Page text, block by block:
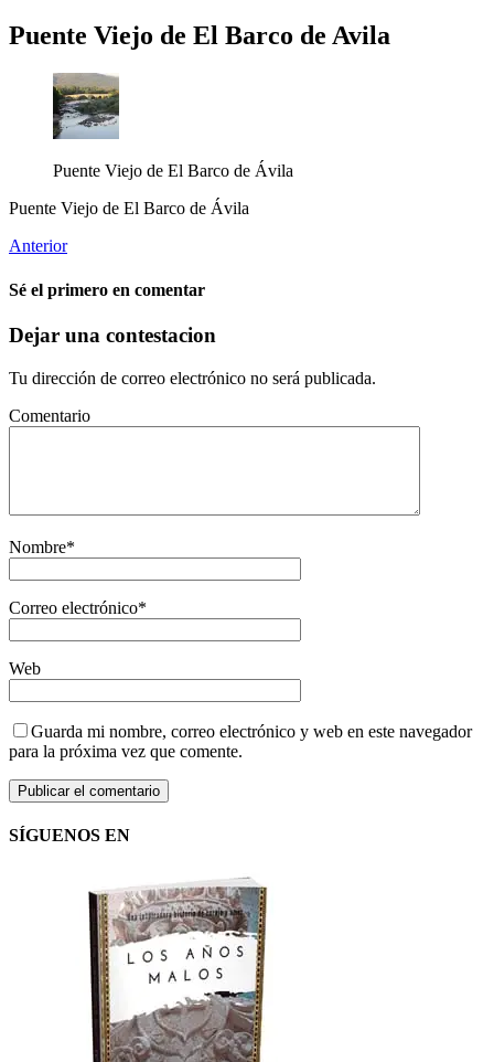
Puente Viejo de El Barco de Avila
Puente Viejo de El Barco de Ávila
Puente Viejo de El Barco de Ávila
Anterior
Sé el primero en comentar
Dejar una contestacion
Tu dirección de correo electrónico no será publicada.
Comentario
Nombre*
Correo electrónico*
Web
Guarda mi nombre, correo electrónico y web en este navegador
para la próxima vez que comente.
SÍGUENOS EN